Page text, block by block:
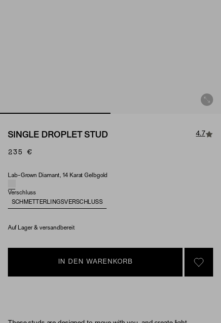
SINGLE DROPLET STUD 4.7
235 €
Material & Stone Options
Lab-Grown Diamant, 14 Karat Gelbgold
Verschluss
SCHMETTERLINGSVERSCHLUSS
Auf Lager & versandbereit
IN DEN WARENKORB
SIGN